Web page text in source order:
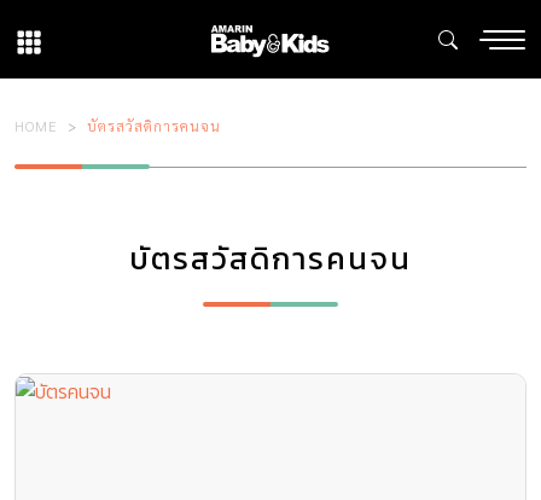
HOME บัตรสวัสดิการคนจน
บัตรสวัสดิการคนจน